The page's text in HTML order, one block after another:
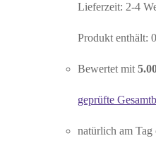
Lieferzeit: 2-4
Produkt enthält:
Bewertet mit
geprüfte
natürlich am Tag